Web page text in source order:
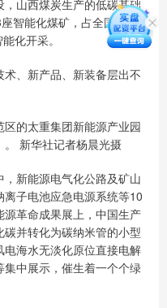
山西煤炭生产的低碳基础
智能化煤矿，占全国的
化开采。
、新产品、新装备层出不
的太重集团新能源产业园
新华社记者杨晨光摄
新能源电气化公路及矿山
子电池应急电源系统等10
革命成果展上，中国生产
并转化为碳纳米管的小型
海水无淡化原位直接电解
中展示，催生着一个个绿